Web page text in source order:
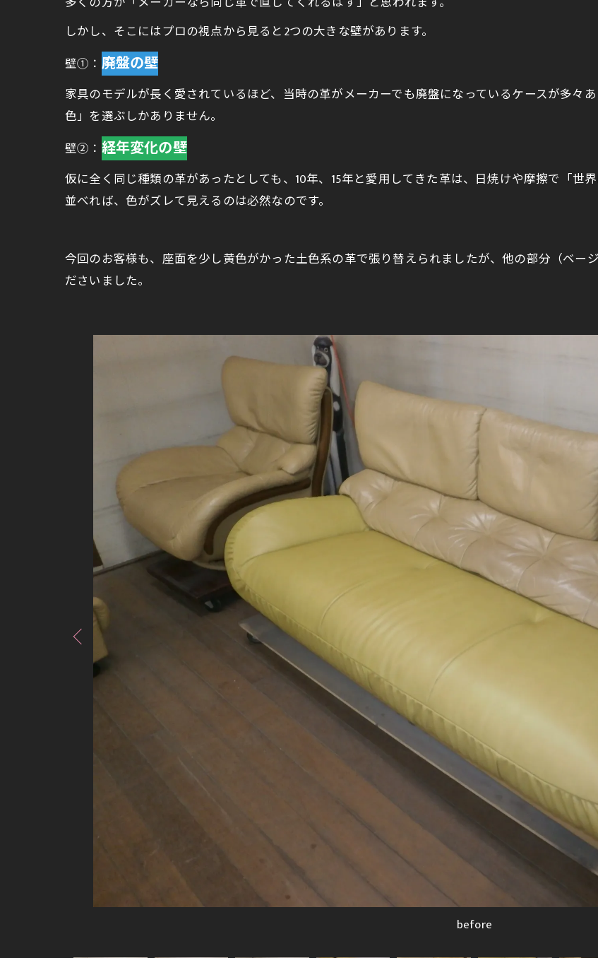
しかし、そこにはプロの視点から見ると2つの大きな壁があります。
壁①： 廃盤の壁
家具のモデルが長く愛されているほど、当時の革がメーカーでも廃盤になっているケースが多々
色」を選ぶしかありません。
壁②： 経年変化の壁
仮に全く同じ種類の革があったとしても、10年、15年と愛用してきた革は、日焼けや摩擦で「世
並べれば、色がズレて見えるのは必然なのです。
今回のお客様も、座面を少し黄色がかった土色系の革で張り替えられましたが、他の部分（ベー
ださいました。
before